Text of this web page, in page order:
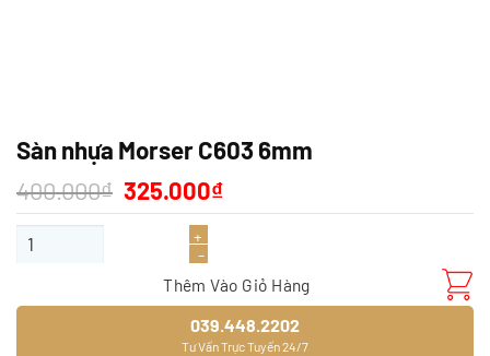
Sàn nhựa Morser C603 6mm
400.000₫ Giá
gốc
là:
400.000₫.
325.000₫Giá
hiện
tại
Sàn nhựa Morser C603 6mm số lượng
Thêm Vào Giỏ Hàng
039.448.2202
Tư Vấn Trực Tuyến 24/7